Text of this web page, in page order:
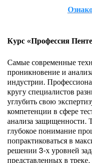
Курс «Профессия
Самые современные
проникновение и
индустрии.
кругу специалистов
углубить свою
компетенции в сфере
анализа защищенности.
глубокое понимание
попрактиковаться в
решении 3-х уровней
представленных в